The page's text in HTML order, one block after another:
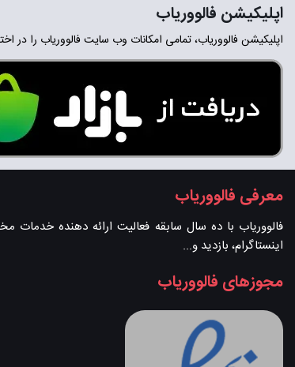
اپلیکیشن فالووریاب
اپلیکیشن فالووریاب، تمامی امکانات وب سایت فالووریاب را در
معرفی فالووریاب
فالووریاب با ده سال سابقه فعالیت ارائه دهنده خدمات
اینستاگرام، بازدید و...
مجوزهای فالووریاب